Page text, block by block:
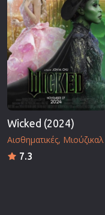
Wicked (2024)
Αισθηματικές Μιούζικαλ
7.3